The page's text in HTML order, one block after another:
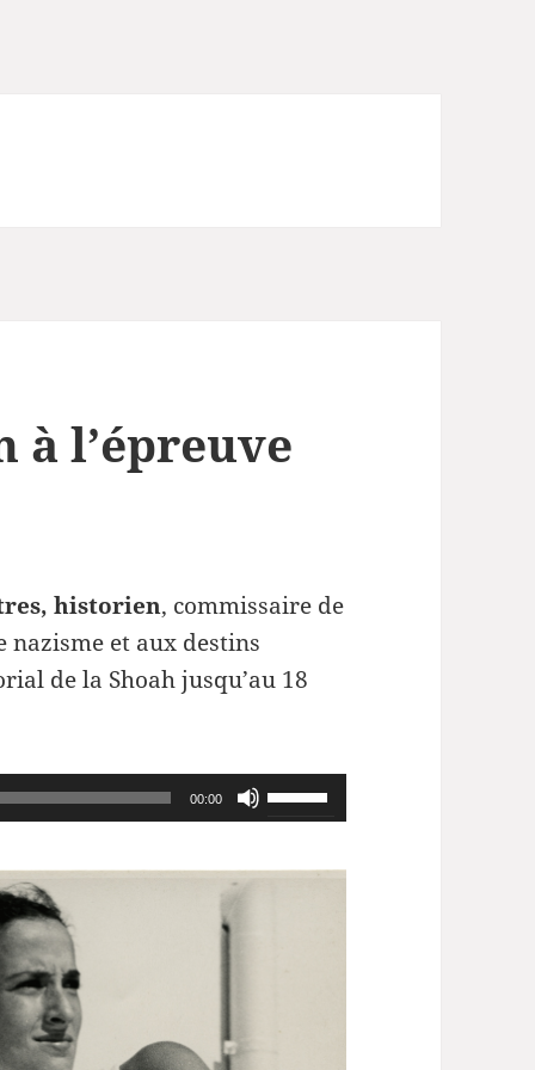
à l’épreuve
historien, commissaire de
nazisme et aux destins
de la Shoah jusqu’au 18
00:00
Utilisez
les
flèches